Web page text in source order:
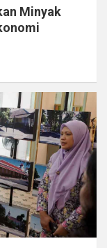
Minyak